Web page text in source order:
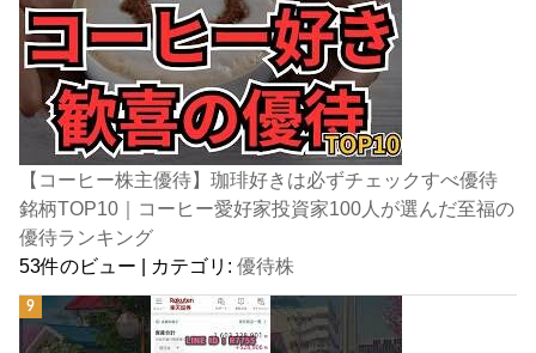
【コーヒー株主優待】珈琲好きは必ずチェックすべ優待
銘柄TOP10｜コーヒー愛好家投資家100人が選んだ至福の
優待ランキング
53件のビュー | カテゴリ:優待株